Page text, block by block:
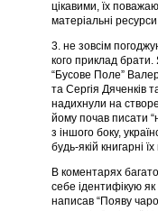
цікавими, їх
матеріальні
3. не зовсім
кого приклад
“Бусове Поле”
та Сергія Дяченків
надихнули на
йому почав писати
з іншого боку,
будь-якій книгарні
В коментарях
себе ідентифікую як
написав “Появу